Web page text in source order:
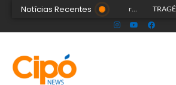
Notícias Recentes